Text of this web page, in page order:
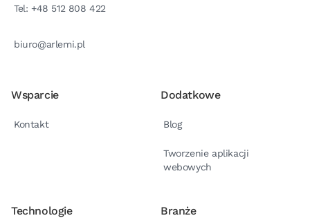
Tel: +48 512 808 422
biuro@arlemi.pl
Wsparcie
Kontakt
Dodatkowe
Blog
Tworzenie aplikacji
webowych
Technologie Branże